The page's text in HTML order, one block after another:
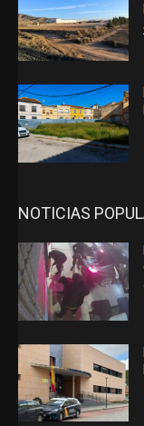
NOTICIAS